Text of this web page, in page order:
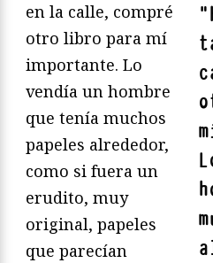
"
en la calle, compré
otro libro para mí
importante. Lo
vendía un hombre
que tenía muchos
papeles alrededor,
como si fuera un
erudito, muy
original, papeles
que parecían